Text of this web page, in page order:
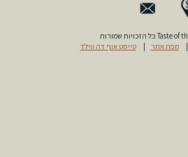
מפת אתר טייסט אוף דה ווילד